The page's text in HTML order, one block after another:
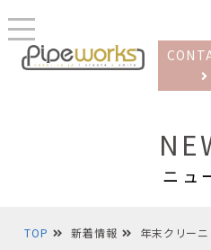
ニュ
TOP 新着情報 年末クリー